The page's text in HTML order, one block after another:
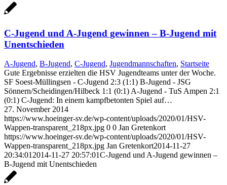
C-Jugend und A-Jugend gewinnen – B-Jugend mit
Unentschieden
A-Jugend, B-Jugend, C-Jugend, Jugendmannschaften, Startseite
Gute Ergebnisse erzielten die HSV Jugendteams unter der Woche.
SF Soest-Müllingsen - C-Jugend 2:3 (1:1) B-Jugend - JSG
Sönnern/Scheidingen/Hilbeck 1:1 (0:1) A-Jugend - TuS Ampen 2:1
(0:1) C-Jugend: In einem kampfbetonten Spiel auf…
27. November 2014
https://www.hoeinger-sv.de/wp-content/uploads/2020/01/HSV-
Wappen-transparent_218px.jpg 0 0 Jan Gretenkort
https://www.hoeinger-sv.de/wp-content/uploads/2020/01/HSV-
Wappen-transparent_218px.jpg Jan Gretenkort2014-11-27
20:34:01 2014-11-27 20:57:01C-Jugend und A-Jugend gewinnen –
B-Jugend mit Unentschieden